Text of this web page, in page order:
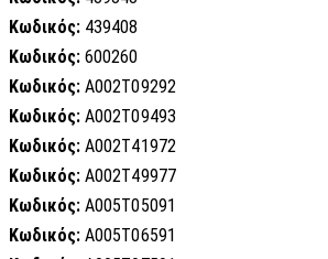
Κωδικός: 439408
Κωδικός: 600260
Κωδικός: A002T09292
Κωδικός: A002T09493
Κωδικός: A002T41972
Κωδικός: A002T49977
Κωδικός: A005T05091
Κωδικός: A005T06591